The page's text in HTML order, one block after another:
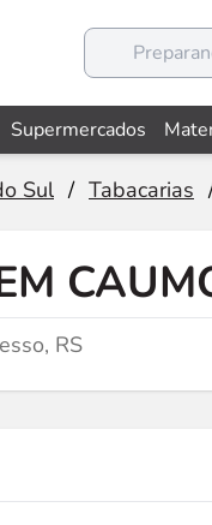
Supermercados
Sul / Tabacarias
RS